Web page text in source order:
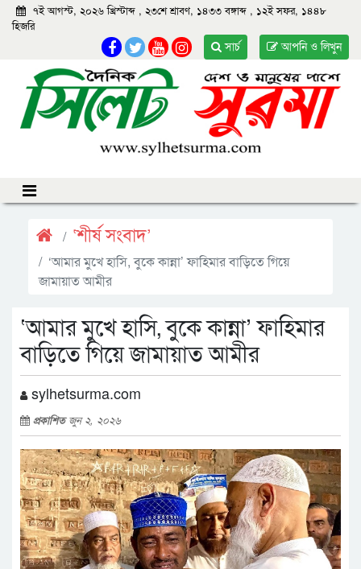
৭ই আগস্ট, ২০২৬ খ্রিস্টাব্দ , ২৩শে শ্রাবণ, ১৪৩৩ বঙ্গাব্দ , ১২ই সফর, ১৪৪৮
হিজরি
আপনি ও লিখুন
সার্চ
‘শীর্ষ সংবাদ’
‘আমার মুখে হাসি, বুকে কান্না’ ফাহিমার বাড়িতে গিয়ে
জামায়াত আমীর
‘আমার মুখে হাসি, বুকে কান্না’ ফাহিমার
বাড়িতে গিয়ে জামায়াত আমীর
sylhetsurma.com
প্রকাশিতজুন ২, ২০২৬